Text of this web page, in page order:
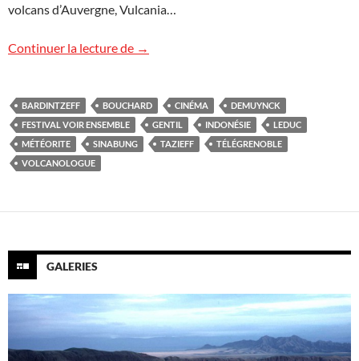
volcans d’Auvergne, Vulcania…
Continuer la lecture de TéléGrenoble “Si on parlait…”
→
BARDINTZEFF BOUCHARD CINÉMA
DEMUYNCK
FESTIVAL VOIR ENSEMBLE
GENTIL INDONÉSIE
LEDUC
MÉTÉORITE
SINABUNG TAZIEFF
TÉLÉGRENOBLE
VOLCANOLOGUE
GALERIES